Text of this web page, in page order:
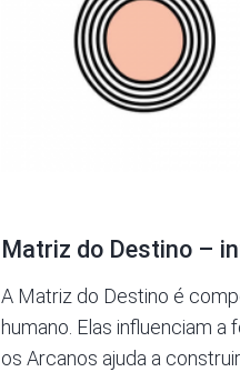
Matriz do Destino –
A Matriz do Destino é
humano. Elas influenciam
os Arcanos ajuda a